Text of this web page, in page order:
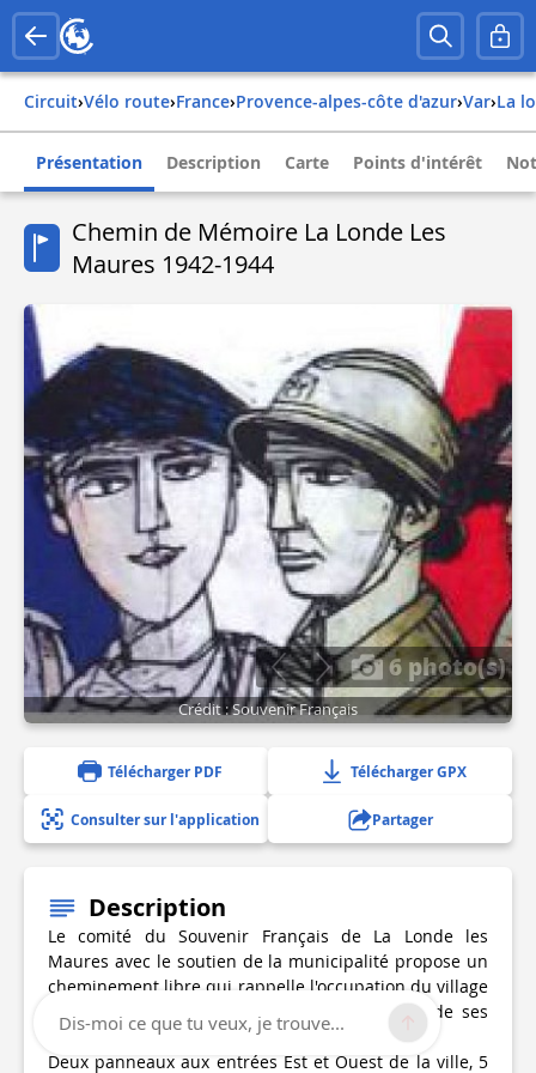
Circuit› Vélo route› france› provence-alpes-côte d'azur› var› la
Présentation Description Carte Points d'intérêt
Chemin de Mémoire La Londe Les
Maures 1942-1944
6 photo(s)
Crédit : Souvenir Français
Télécharger PDF Télécharger GPX
Consulter sur l'application Partager
Description
Le comité du Souvenir Français de La Londe les
Maures avec le soutien de la municipalité propose un
cheminement libre qui rappelle l'occupation du village
de 1942 à 1944, l'engagement et le sacrifice de ses
habitants et sa libération le 17 août 1944.
Deux panneaux aux entrées Est et Ouest de la ville, 5
Dis-moi ce que tu veux, je trouve...